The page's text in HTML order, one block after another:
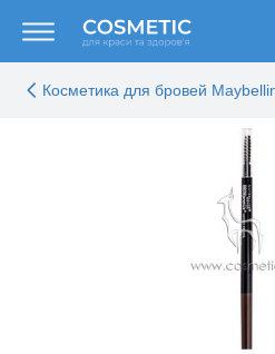
Косметика для бровей